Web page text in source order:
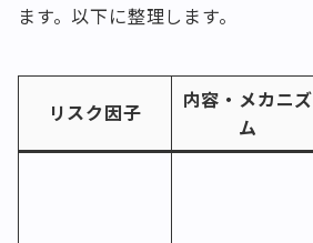
ます。以下に整理します。
リスク因子
内容・メカニズ
ム